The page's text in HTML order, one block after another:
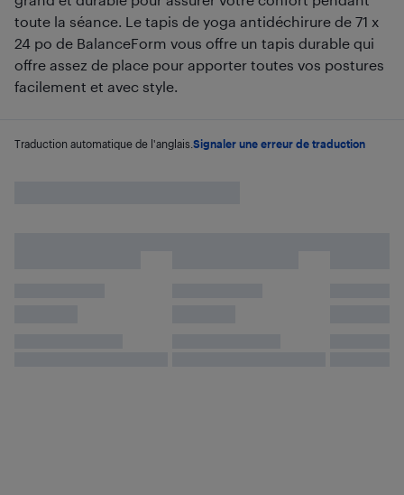
toute la séance. Le tapis de yoga antidéchirure de 71 x
24 po de BalanceForm vous offre un tapis durable qui
offre assez de place pour apporter toutes vos postures
facilement et avec style.
Traduction automatique de l'anglais. Signaler une erreur de traduction